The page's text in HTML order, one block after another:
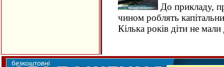
До прикладу,
чином роблять
Кілька років діти не